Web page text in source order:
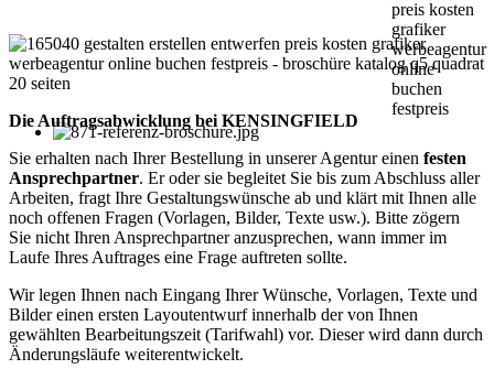
Die Auftragsabwicklung bei KENSINGFIELD
Sie erhalten nach Ihrer Bestellung in unserer Agentur einen festen
Ansprechpartner. Er oder sie begleitet Sie bis zum Abschluss aller
Arbeiten, fragt Ihre Gestaltungswünsche ab und klärt mit Ihnen alle
noch offenen Fragen (Vorlagen, Bilder, Texte usw.). Bitte zögern
Sie nicht Ihren Ansprechpartner anzusprechen, wann immer im
Laufe Ihres Auftrages eine Frage auftreten sollte.
Wir legen Ihnen nach Eingang Ihrer Wünsche, Vorlagen, Texte und
Bilder einen ersten Layoutentwurf innerhalb der von Ihnen
gewählten Bearbeitungszeit (Tarifwahl) vor. Dieser wird dann durch
Änderungsläufe weiterentwickelt.